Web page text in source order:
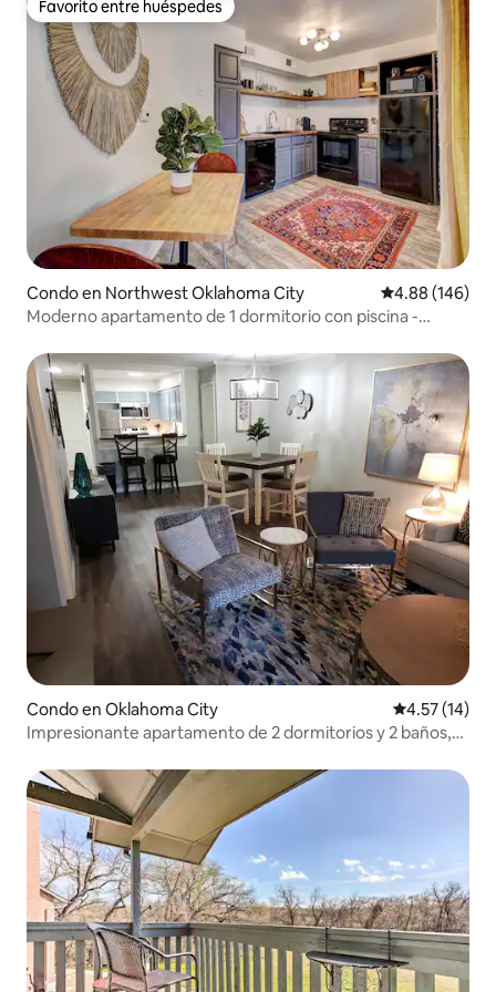
Favorito entre huéspedes
Favorito entre huéspedes
Condo en Northwest Oklahoma City Calificación
4.88 (146)
Moderno apartamento de 1 dormitorio con piscina -
Condo en Oklahoma City Calificación
4.57 (14)
Impresionante apartamento de 2 dormitorios y 2 baños,